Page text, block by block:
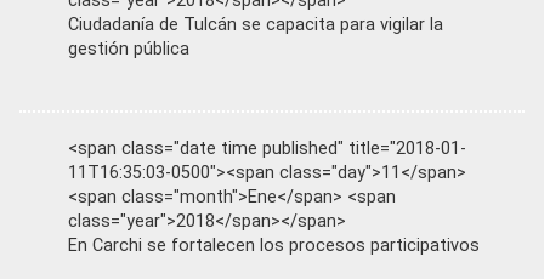
Ciudadanía de Tulcán se capacita para vigilar la
gestión pública
<span class="date time published" title="2018-01-
11T16:35:03-0500"><span class="day">11</span>
<span class="month">Ene</span> <span
class="year">2018</span></span>
En Carchi se fortalecen los procesos participativos